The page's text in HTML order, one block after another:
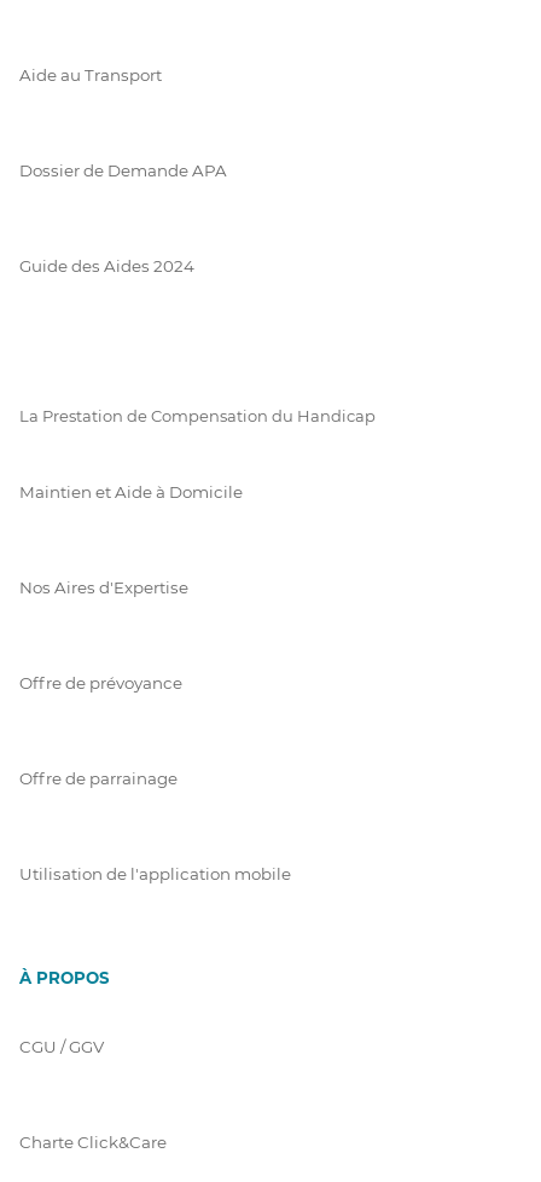
Aide au Transport
Dossier de Demande APA
Guide des Aides 2024
La Prestation de Compensation du Handicap
Maintien et Aide à Domicile
Nos Aires d'Expertise
Offre de prévoyance
Offre de parrainage
Utilisation de l'application mobile
À PROPOS
CGU / GGV
Charte Click&Care